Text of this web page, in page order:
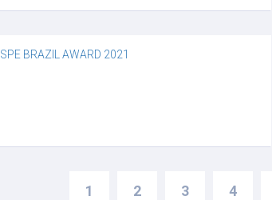
SPE BRAZIL AWARD 2021
1 2 3 4